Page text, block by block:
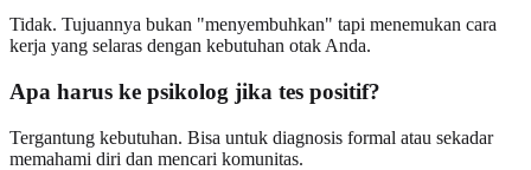
Tidak. Tujuannya bukan "menyembuhkan" tapi menemukan cara
kerja yang selaras dengan kebutuhan otak Anda.
Apa harus ke psikolog jika tes positif?
Tergantung kebutuhan. Bisa untuk diagnosis formal atau sekadar
memahami diri dan mencari komunitas.